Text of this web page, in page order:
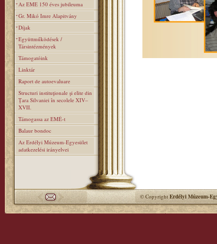
Az EME 150 éves jubileuma
Gr. Mikó Imre Alapitvány
Díjak
Együttműködések /
Társintézmények
Támogatóink
Linktár
Raport de autoevaluare
Structuri instituţionale şi elite din
Ţara Silvaniei în secolele XIV–
XVII.
Támogassa az EMÉ-t
Balaur bondoc
Az Erdélyi Múzeum-Egyesület
adatkezelési irányelvei
© CopyrightErdélyi Múzeum-